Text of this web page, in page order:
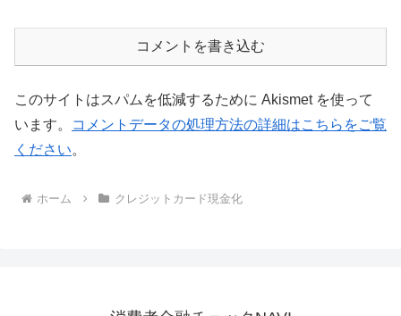
コメントを書き込む
このサイトはスパムを低減するために Akismet を使って
います。
コメントデータの処理方法の詳細はこちらをご覧
ください。
ホーム クレジットカード現金化